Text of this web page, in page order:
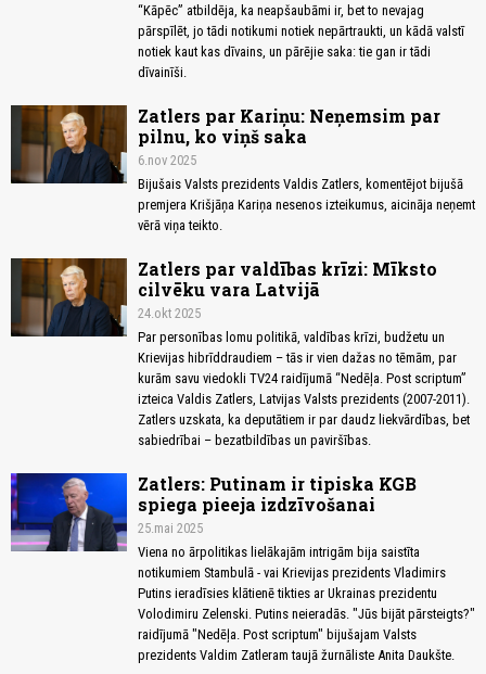
“Kāpēc” atbildēja, ka neapšaubāmi ir, bet to nevajag
pārspīlēt, jo tādi notikumi notiek nepārtraukti, un kādā valstī
notiek kaut kas dīvains, un pārējie saka: tie gan ir tādi
dīvainīši.
Zatlers par Kariņu: Neņemsim par
pilnu, ko viņš saka
6.nov 2025
Bijušais Valsts prezidents Valdis Zatlers, komentējot bijušā
premjera Krišjāņa Kariņa nesenos izteikumus, aicināja neņemt
vērā viņa teikto.
Zatlers par valdības krīzi: Mīksto
cilvēku vara Latvijā
24.okt 2025
Par personības lomu politikā, valdības krīzi, budžetu un
Krievijas hibrīddraudiem – tās ir vien dažas no tēmām, par
kurām savu viedokli TV24 raidījumā “Nedēļa. Post scriptum”
izteica Valdis Zatlers, Latvijas Valsts prezidents (2007-2011).
Zatlers uzskata, ka deputātiem ir par daudz liekvārdības, bet
sabiedrībai – bezatbildības un paviršības.
Zatlers: Putinam ir tipiska KGB
spiega pieeja izdzīvošanai
25.mai 2025
Viena no ārpolitikas lielākajām intrigām bija saistīta
notikumiem Stambulā - vai Krievijas prezidents Vladimirs
Putins ieradīsies klātienē tikties ar Ukrainas prezidentu
Volodimiru Zelenski. Putins neieradās. "Jūs bijāt pārsteigts?"
raidījumā "Nedēļa. Post scriptum" bijušajam Valsts
prezidents Valdim Zatleram taujā žurnāliste Anita Daukšte.